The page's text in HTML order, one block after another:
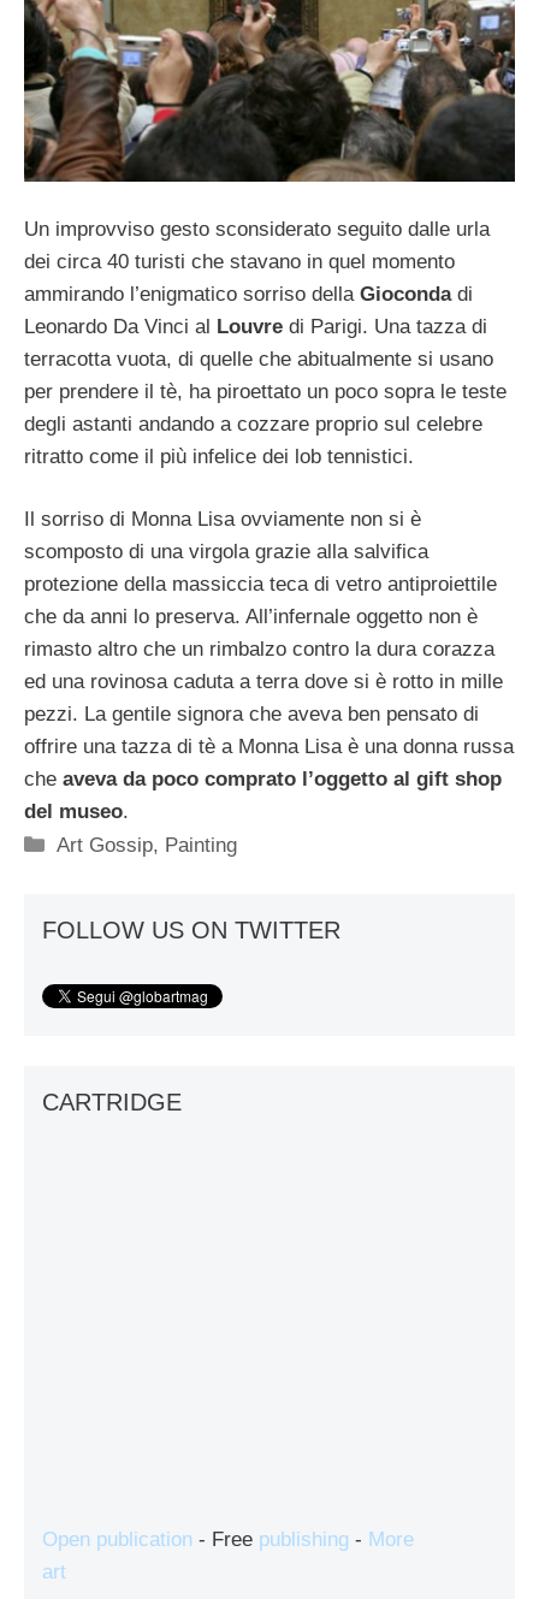
Un improvviso gesto sconsiderato seguito dalle urla
dei circa 40 turisti che stavano in quel momento
ammirando l’enigmatico sorriso della Giocondadi
Leonardo Da Vinci al Louvre di Parigi. Una tazza di
terracotta vuota, di quelle che abitualmente si usano
per prendere il tè, ha piroettato un poco sopra le teste
degli astanti andando a cozzare proprio sul celebre
ritratto come il più infelice dei lob tennistici.
Il sorriso di Monna Lisa ovviamente non si è
scomposto di una virgola grazie alla salvifica
protezione della massiccia teca di vetro antiproiettile
che da anni lo preserva. All’infernale oggetto non è
rimasto altro che un rimbalzo contro la dura corazza
ed una rovinosa caduta a terra dove si è rotto in mille
pezzi. La gentile signora che aveva ben pensato di
offrire una tazza di tè a Monna Lisa è una donna russa
che aveva da poco comprato l’oggetto al gift shop
del museo.
Categorie
Art Gossip, Painting
FOLLOW US ON TWITTER
CARTRIDGE
Open publication - Free publishing - More
art